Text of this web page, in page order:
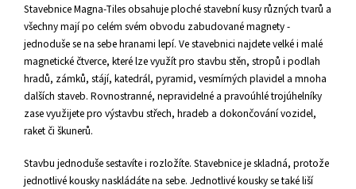
Stavebnice Magna-Tiles obsahuje ploché stavební kusy různých tvarů a
všechny mají po celém svém obvodu zabudované magnety -
jednoduše se na sebe hranami lepí. Ve stavebnici najdete velké i malé
magnetické čtverce, které lze využít pro stavbu stěn, stropů i podlah
hradů, zámků, stájí, katedrál, pyramid, vesmírných plavidel a mnoha
dalších staveb. Rovnostranné, nepravidelné a pravoúhlé trojúhelníky
zase využijete pro výstavbu střech, hradeb a dokončování vozidel,
raket či škunerů.
Stavbu jednoduše sestavíte i rozložíte. Stavebnice je skladná, protože
jednotlivé kousky naskládáte na sebe. Jednotlivé kousky se také liší